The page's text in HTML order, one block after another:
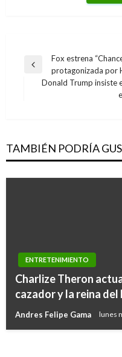
Navegación
Entrada
anterior
Fox estrena
protagonizada por
Donald Trump insiste
TAMBIÉN PODRÍA
ENTRETENIMIENTO
Charlize Theron
cazador y la reina del
Andres Felipe Gama lunes
China le tributa
CINE
Presentan primer
«Trainspotting 2»